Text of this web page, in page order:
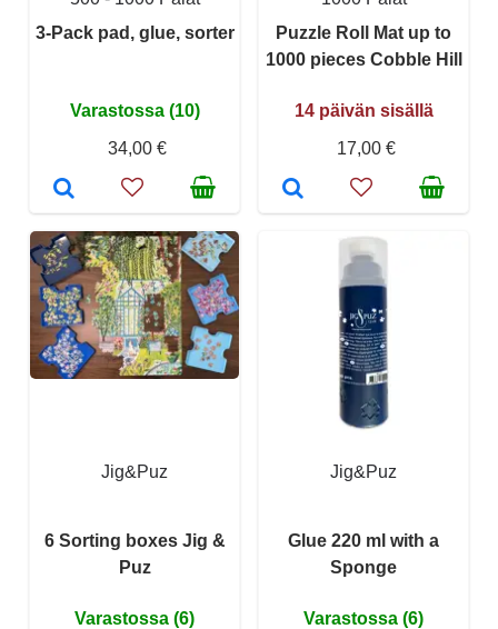
3-Pack pad, glue, sorter
Varastossa (10)
34,00 €
Puzzle Roll Mat up to
1000 pieces Cobble Hill
14 päivän sisällä
17,00 €
Jig&Puz
6 Sorting boxes Jig &
Puz
Varastossa (6)
Jig&Puz
Glue 220 ml with a
Sponge
Varastossa (6)